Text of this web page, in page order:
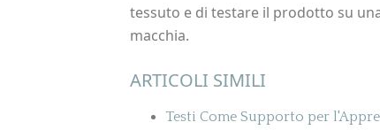
tessuto e di testare il prodotto su
macchia.
ARTICOLI SIMILI
Testi Come Supporto per